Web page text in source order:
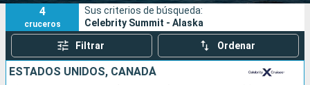
Buscar
4
cruceros
Sus criterios de búsqueda:
Celebrity Summit - Alaska
Filtrar Ordenar
ESTADOS UNIDOS, CANADÁ